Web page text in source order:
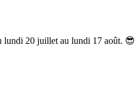
lundi 20 juillet au lundi 17 août. 😎